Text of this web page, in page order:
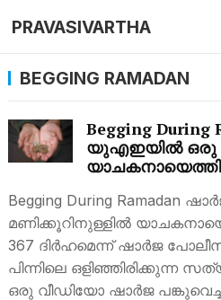
PRAVASIVARTHA
BEGGING RAMADAN
Begging During
യുഎഇയില്‍ ഒരു
വെളിപ്പെടുത്തല്‍
Begging During Ramadan
മണിക്കൂറിനുള്ളില്‍
367 ദിര്‍ഹമെന്ന് ഷാര്‍ജ
പിന്നിലെ ഒളിഞ്ഞിരിക്കുന്ന
ഒരു വീഡിയോ ഷാർജ